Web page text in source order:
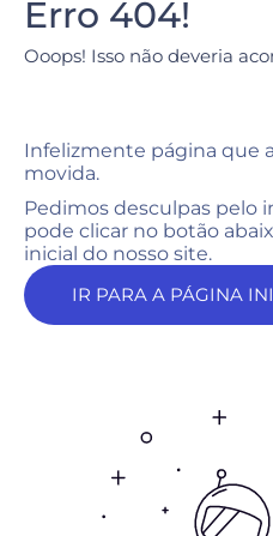
Erro 404!
Ooops! Isso não deveria
Infelizmente página que
movida.
Pedimos desculpas pelo
pode clicar no botão
inicial do nosso site.
IR PARA A PÁGINA